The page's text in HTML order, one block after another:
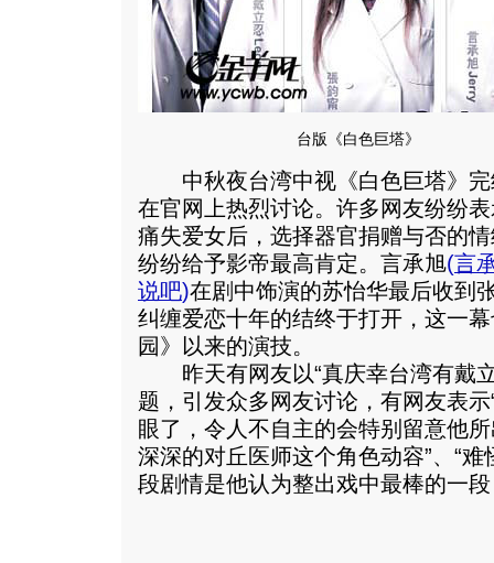
台版《白色巨塔》
中秋夜台湾中视《白色巨塔》完
在官网上热烈讨论。许多网友纷纷
痛失爱女后，选择器官捐赠与否的
纷纷给予影帝最高肯定。言承旭(言
说吧)在剧中饰演的苏怡华最后收到
纠缠爱恋十年的结终于打开，这一
园》以来的演技。
昨天有网友以“真庆幸台湾有戴
题，引发众多网友讨论，有网友表
眼了，令人不自主的会特别留意他
深深的对丘医师这个角色动容”、“
段剧情是他认为整出戏中最棒的一